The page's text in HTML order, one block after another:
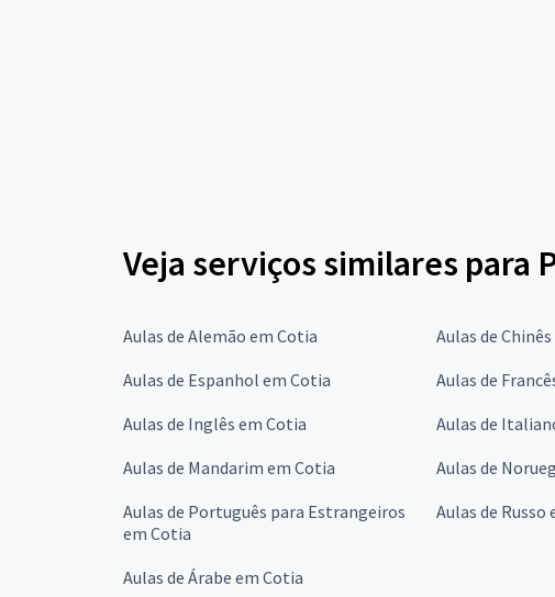
Veja serviços similares para
Aulas de Alemão em Cotia Aulas de
Aulas de Espanhol em Cotia
Aulas de
Aulas de Inglês em Cotia
Aulas de
Aulas de Mandarim em Cotia
Aulas de
Aulas de Português para Estrangeiros
em Cotia
Aulas de Russo
Aulas de Árabe em Cotia